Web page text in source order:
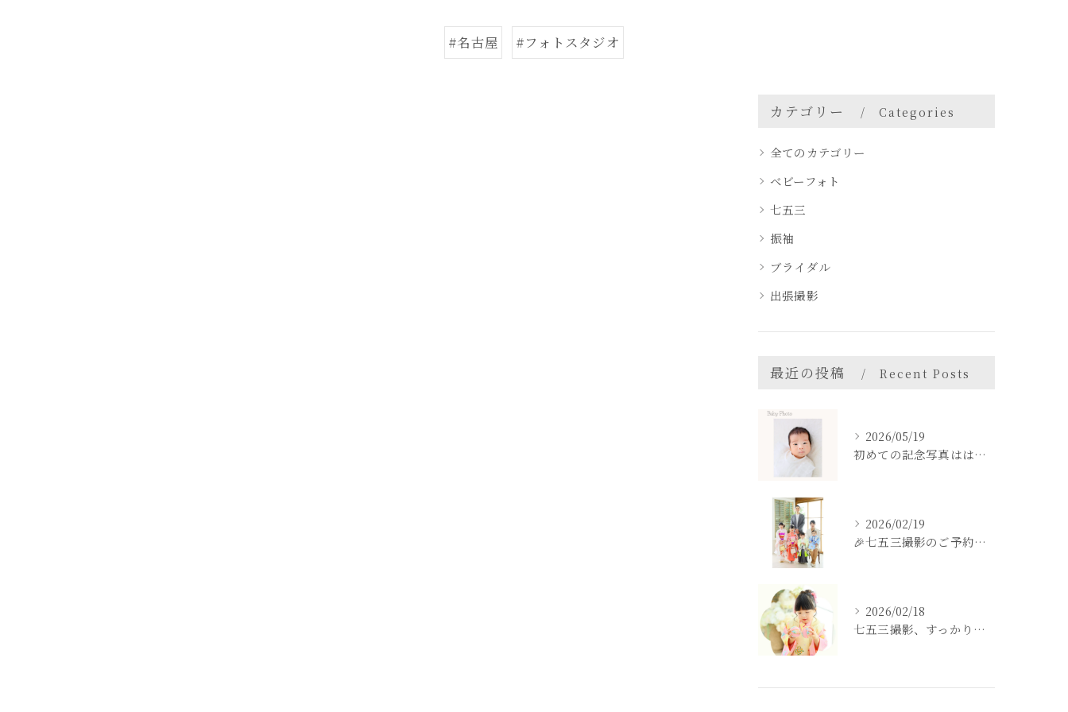
#名古屋 #フォトスタジオ
カテゴリー Categories
全てのカテゴリー
ベビーフォト
七五三
振袖
ブライダル
出張撮影
最近の投稿 Recent Posts
2026/05/19
初めての記念写真はは、DEAR STUDIOで。
2026/02/19
🎉七五三撮影のご予約をご検討中の方へ🎉
2026/02/18
七五三撮影、すっかり忘れてた💦という方も